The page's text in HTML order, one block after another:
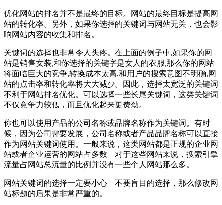
优化网站的排名并不是最终的目标。网站的最终目标是提高网
站的转化率。另外，如果你选择的关键词与网站无关，也会影
响网站内容的收集和排名。
关键词的选择也非常令人头疼。在上面的例子中,如果你的网
站是销售女装,和你选择的关键字是女人的衣服,那么你的网站
将面临巨大的竞争,转换成本太高,和用户的搜索意图不明确,网
站的点击率和转化率将大大减少。因此，选择太宽泛的关键词
不利于网站排名优化。可以选择一些长尾关键词，这类关键词
不仅竞争力较低，而且优化起来更费劲。
你也可以使用产品的公司名称或品牌名称作为关键词。有时
候，因为公司需要发展，公司名称或者产品品牌名称可以直接
作为网站关键词使用。一般来说，这类网站都是正规的企业网
站或者企业运营的网站占多数，对于这些网站来说，搜索引擎
流量占网站总流量的比例并没有一些个人网站那么多。
网站关键词的选择一定要小心，不要盲目的选择，那么修改网
站标题的后果是非常严重的。